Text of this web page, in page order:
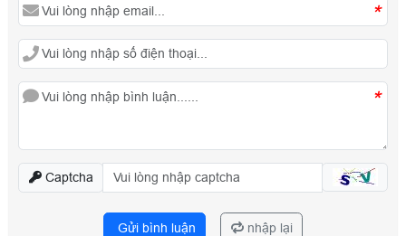
*
*
Captcha
Gửi bình luận nhập lại